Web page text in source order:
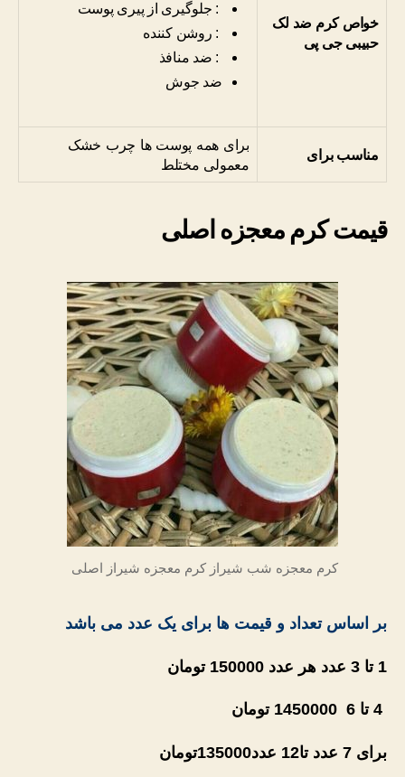
خواص کرم ضد لک
حبیبی جی پی
: جلوگیری از پیری پوست
: روشن کننده
: ضد منافذ
ضد جوش
مناسب برای
برای همه پوست ها چرب خشک
معمولی مختلط
قیمت کرم معجزه اصلی
کرم معجزه شب شیراز کرم معجزه شیراز اصلی
بر اساس تعداد و قیمت ها برای یک عدد می باشد
1 تا 3 عدد هر عدد 150000 تومان
برای 7 عدد تا12 عدد135000تومان